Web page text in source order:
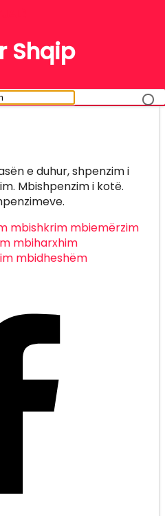
Shqip
e duhur, shpenzim i
Mbishpenzim i kotë.
mbishkrim mbiemërzim
mbiharxhim
mbidheshëm